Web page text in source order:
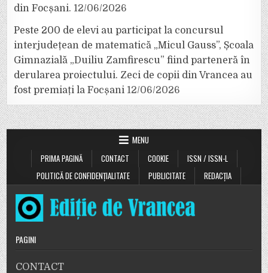
din Focșani. 12/06/2026
Peste 200 de elevi au participat la concursul
interjudețean de matematică „Micul Gauss”, Școala
Gimnazială „Duiliu Zamfirescu” fiind parteneră în
derularea proiectului. Zeci de copii din Vrancea au
fost premiați la Focșani 12/06/2026
MENU
PRIMA PAGINĂ
CONTACT COOKIE
ISSN / ISSN-L
POLITICĂ DE CONFIDENȚIALITATE
PUBLICITATE REDACȚIA
PAGINI
CONTACT